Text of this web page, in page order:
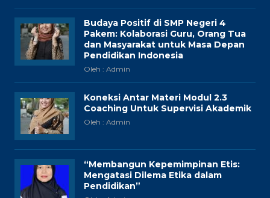
Budaya Positif di SMP Negeri 4
Pakem: Kolaborasi Guru, Orang Tua
dan Masyarakat untuk Masa Depan
Pendidikan Indonesia
Oleh : Admin
Koneksi Antar Materi Modul 2.3
Coaching Untuk Supervisi Akademik
Oleh : Admin
“Membangun Kepemimpinan Etis:
Mengatasi Dilema Etika dalam
Pendidikan”